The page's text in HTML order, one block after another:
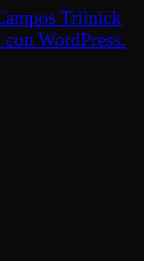
Trilnick
WordPress.